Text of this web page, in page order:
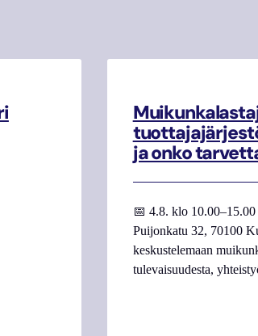
ja onko
📅 4.8. klo
Puijonkatu 32, 70100
keskustelemaan
tulevaisuudesta,